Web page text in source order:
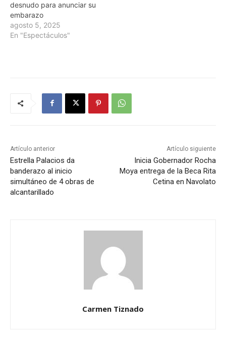
desnudo para anunciar su
embarazo
agosto 5, 2025
En "Espectáculos"
Artículo anterior
Estrella Palacios da
banderazo al inicio
simultáneo de 4 obras de
alcantarillado
Artículo siguiente
Inicia Gobernador Rocha
Moya entrega de la Beca Rita
Cetina en Navolato
Carmen Tiznado